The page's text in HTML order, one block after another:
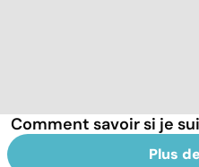
Comment savoir si je
Plus